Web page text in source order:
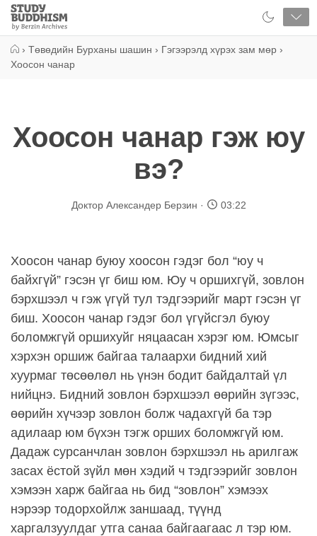
Close
Study
Buddhism
› Төвөдийн Бурханы шашин › Гэгээрэлд хүрэх зам мөр ›
Хоосон чанар
Хоосон чанар гэж юу
вэ?
Доктор Александер Берзин 03:22
Хоосон чанар буюу хоосон гэдэг бол “юу ч
байхгүй” гэсэн үг биш юм. Юу ч оршихгүй, зовлон
бэрхшээл ч гэж үгүй тул тэдгээрийг март гэсэн үг
биш. Хоосон чанар гэдэг бол үгүйсгэл буюу
боломжгүй оршихуйг няцаасан хэрэг юм. Юмсыг
хэрхэн оршиж байгаа талаархи бидний хий
хуурмаг төсөөлөл нь үнэн бодит байдалтай үл
нийцнэ. Бидний зовлон бэрхшээл өөрийн зүгээс,
өөрийн хүчээр зовлон болж чадахгүй ба тэр
адилаар юм бүхэн тэгж орших боломжгүй юм.
Дадаж сурсанчлан зовлон бэрхшээл нь арилгаж
засах ёстой зүйл мөн хэдий ч тэдгээрийг зовлон
хэмээн харж байгаа нь бид “зовлон” хэмээх
нэрээр тодорхойлж заншаад, түүнд
харгалзуулдаг утга санаа байгаагаас л тэр юм.